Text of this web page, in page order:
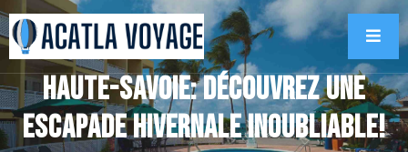
Haute-Savoie: Découvrez une
escapade hivernale inoubliable!